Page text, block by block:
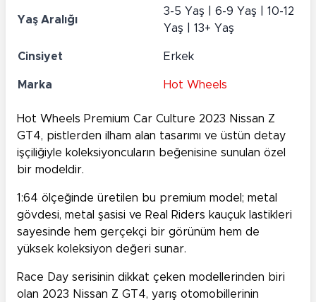
Yaş Aralığı
3-5 Yaş | 6-9 Yaş | 10-12
Yaş | 13+ Yaş
Cinsiyet Erkek
Marka Hot Wheels
Hot Wheels Premium Car Culture 2023 Nissan Z
GT4, pistlerden ilham alan tasarımı ve üstün detay
işçiliğiyle koleksiyoncuların beğenisine sunulan özel
bir modeldir.
1:64 ölçeğinde üretilen bu premium model; metal
gövdesi, metal şasisi ve Real Riders kauçuk lastikleri
sayesinde hem gerçekçi bir görünüm hem de
yüksek koleksiyon değeri sunar.
Race Day serisinin dikkat çeken modellerinden biri
olan 2023 Nissan Z GT4, yarış otomobillerinin